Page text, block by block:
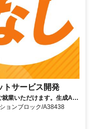
トサービス開発
就業いただけます。生成AI
提案から改善まで幅広く関
ョンブロック/A38438